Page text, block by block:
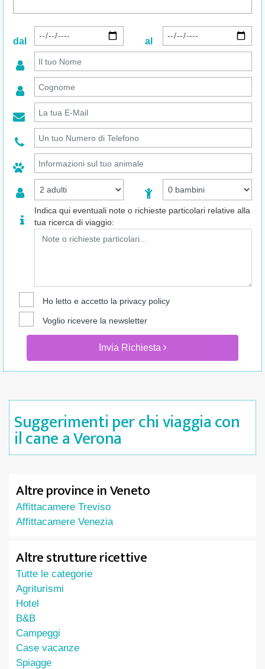
dal al
Indica qui eventuali note o richieste particolari relative alla
tua ricerca di viaggio:
Ho letto e accetto la privacy policy
Voglio ricevere la newsletter
Invia Richiesta
Suggerimenti per chi viaggia con
il cane a Verona
Altre province in Veneto
Affittacamere Treviso
Affittacamere Venezia
Altre strutture ricettive
Tutte le categorie
Agriturismi
Hotel
B&B
Campeggi
Case vacanze
Spiagge